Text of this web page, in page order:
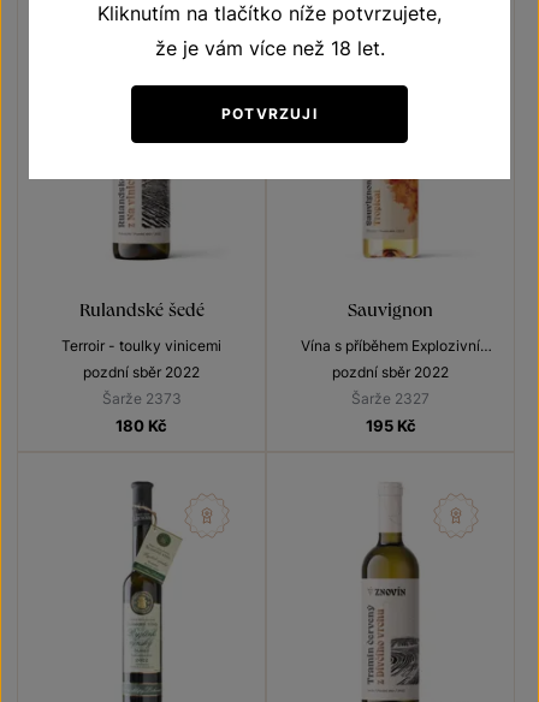
Rulandské šedé
Terroir - toulky vinicemi
pozdní sběr 2022
Šarže 2373
180 Kč
Sauvignon
Vína s příběhem Explozivní
Sauvignony
pozdní sběr 2022
Šarže 2327
195 Kč
Kliknutím na tlačítko níže potvrzujete,
že je vám více než 18 let.
POTVRZUJI